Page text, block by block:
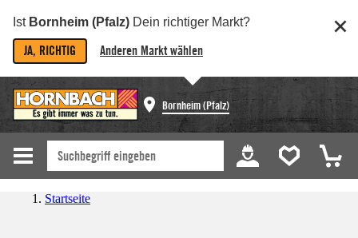
Ist Bornheim (Pfalz) Dein richtiger Markt?
JA, RICHTIG Anderen Markt wählen
Bornheim (Pfalz)
Startseite